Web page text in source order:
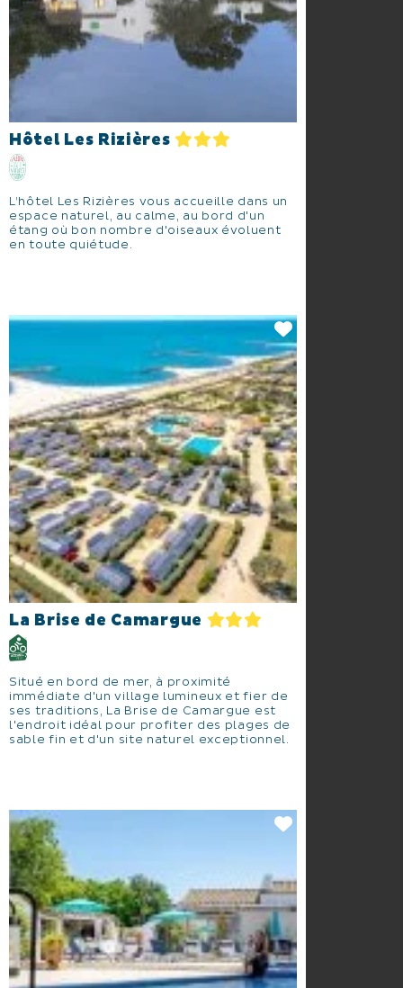
Hôtel Les Rizières
L’hôtel Les Rizières vous accueille dans un
espace naturel, au calme, au bord d'un
étang où bon nombre d'oiseaux évoluent
en toute quiétude.
La Brise de Camargue
Situé en bord de mer, à proximité
immédiate d'un village lumineux et fier de
ses traditions, La Brise de Camargue est
l'endroit idéal pour profiter des plages de
sable fin et d'un site naturel exceptionnel.